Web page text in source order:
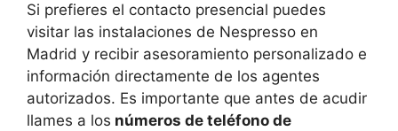
Si prefieres el contacto presencial puedes
visitar las instalaciones de Nespresso en
Madrid y recibir asesoramiento personalizado e
información directamente de los agentes
autorizados. Es importante que antes de acudir
llames a los números de teléfono de